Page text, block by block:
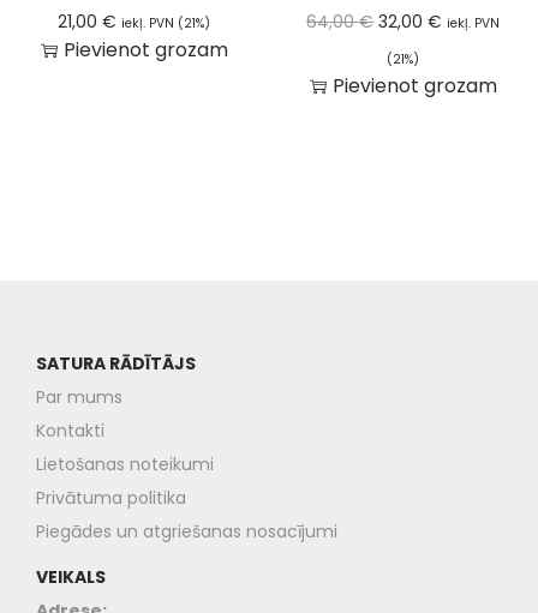
21,00€ iekļ. PVN (21%)
Pievienot grozam
64,00€ 32,00€ iekļ. PVN
(21%)
Pievienot grozam
SATURA RĀDĪTĀJS
Par mums
Kontakti
Lietošanas noteikumi
Privātuma politika
Piegādes un atgriešanas nosacījumi
VEIKALS